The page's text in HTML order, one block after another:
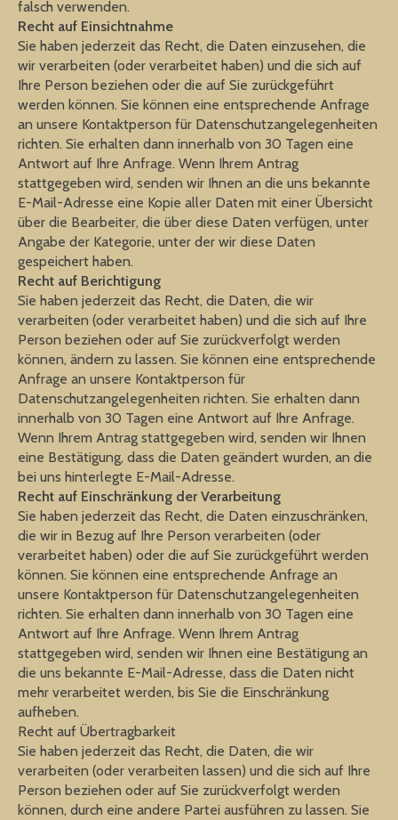
falsch verwenden.
Recht auf Einsichtnahme
Sie haben jederzeit das Recht, die Daten einzusehen, die
wir verarbeiten (oder verarbeitet haben) und die sich auf
Ihre Person beziehen oder die auf Sie zurückgeführt
werden können. Sie können eine entsprechende Anfrage
an unsere Kontaktperson für Datenschutzangelegenheiten
richten. Sie erhalten dann innerhalb von 30 Tagen eine
Antwort auf Ihre Anfrage. Wenn Ihrem Antrag
stattgegeben wird, senden wir Ihnen an die uns bekannte
E-Mail-Adresse eine Kopie aller Daten mit einer Übersicht
über die Bearbeiter, die über diese Daten verfügen, unter
Angabe der Kategorie, unter der wir diese Daten
gespeichert haben.
Recht auf Berichtigung
Sie haben jederzeit das Recht, die Daten, die wir
verarbeiten (oder verarbeitet haben) und die sich auf Ihre
Person beziehen oder auf Sie zurückverfolgt werden
können, ändern zu lassen. Sie können eine entsprechende
Anfrage an unsere Kontaktperson für
Datenschutzangelegenheiten richten. Sie erhalten dann
innerhalb von 30 Tagen eine Antwort auf Ihre Anfrage.
Wenn Ihrem Antrag stattgegeben wird, senden wir Ihnen
eine Bestätigung, dass die Daten geändert wurden, an die
bei uns hinterlegte E-Mail-Adresse.
Recht auf Einschränkung der Verarbeitung
Sie haben jederzeit das Recht, die Daten einzuschränken,
die wir in Bezug auf Ihre Person verarbeiten (oder
verarbeitet haben) oder die auf Sie zurückgeführt werden
können. Sie können eine entsprechende Anfrage an
unsere Kontaktperson für Datenschutzangelegenheiten
richten. Sie erhalten dann innerhalb von 30 Tagen eine
Antwort auf Ihre Anfrage. Wenn Ihrem Antrag
stattgegeben wird, senden wir Ihnen eine Bestätigung an
die uns bekannte E-Mail-Adresse, dass die Daten nicht
mehr verarbeitet werden, bis Sie die Einschränkung
aufheben.
Recht auf Übertragbarkeit
Sie haben jederzeit das Recht, die Daten, die wir
verarbeiten (oder verarbeiten lassen) und die sich auf Ihre
Person beziehen oder auf Sie zurückverfolgt werden
können, durch eine andere Partei ausführen zu lassen. Sie